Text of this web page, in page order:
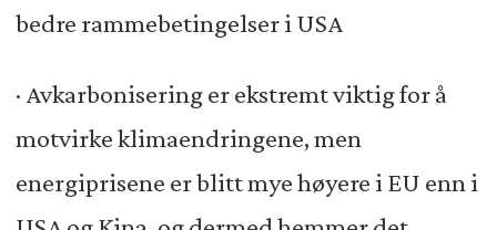
bedre rammebetingelser i USA
· Avkarbonisering er ekstremt viktig for å
motvirke klimaendringene, men
energiprisene er blitt mye høyere i EU enn i